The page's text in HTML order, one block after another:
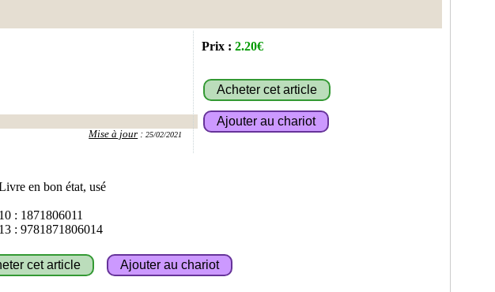
Mise à jour :25/02/2021
Prix : 2.20€
en bon état, usé
: 1871806011
: 9781871806014